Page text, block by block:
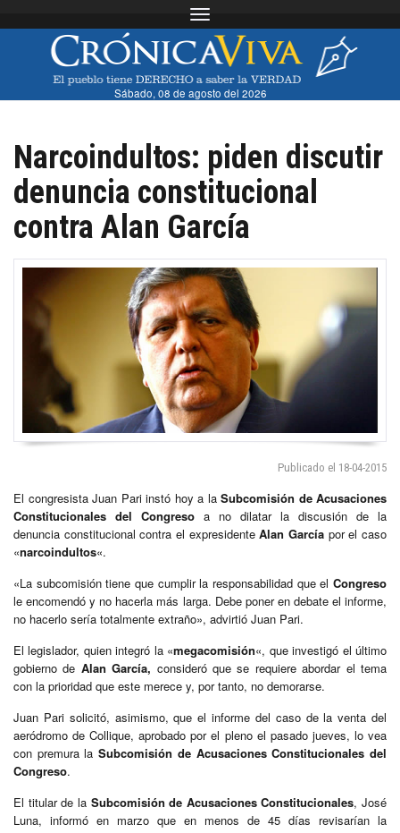
Toggle navigation
Sábado, 08 de agosto del 2026
Narcoindultos: piden discutir
denuncia constitucional
contra Alan García
Publicado el 18-04-2015
El congresista Juan Pari instó hoy a la Subcomisión de Acusaciones
Constitucionales del Congreso a no dilatar la discusión de la
denuncia constitucional contra el expresidenteAlan García por el caso
«narcoindultos«.
«La subcomisión tiene que cumplir la responsabilidad que el Congreso
le encomendó y no hacerla más larga. Debe poner en debate el informe,
no hacerlo sería totalmente extraño», advirtió Juan Pari.
El legislador, quien integró la «megacomisión«, que investigó el último
gobierno de Alan García, consideró que se requiere abordar el tema
con la prioridad que este merece y, por tanto, no demorarse.
Juan Pari solicitó, asimismo, que el informe del caso de la venta del
aeródromo de Collique, aprobado por el pleno el pasado jueves, lo vea
con premura laSubcomisión de Acusaciones Constitucionales del
Congreso.
El titular de la Subcomisión de Acusaciones Constitucionales, José
Luna, informó en marzo que en menos de 45 días revisarían la